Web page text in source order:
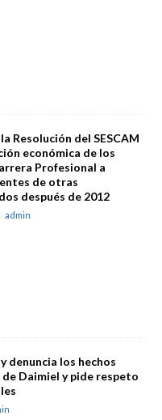
Resolución del SESCAM
económica de los
Profesional a
de otras
después de 2012
admin
denuncia los hechos
de Daimiel y pide respeto